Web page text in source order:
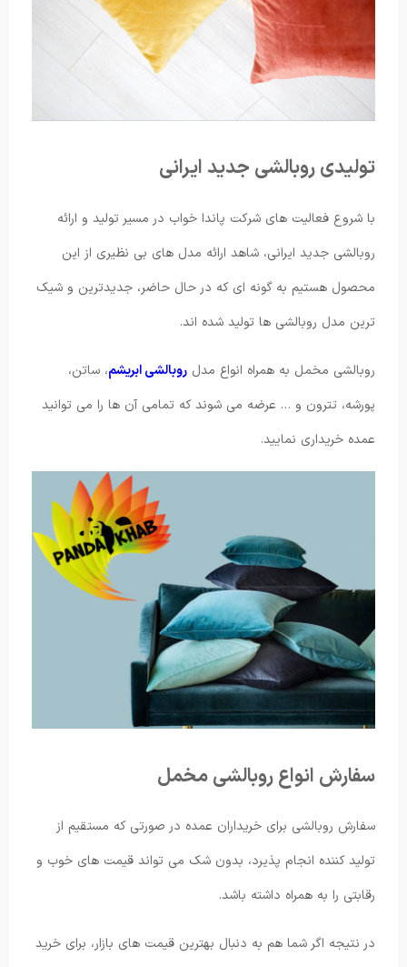
تولیدی روبالشی جدید ایرانی
با شروع فعالیت های شرکت پاندا خواب در مسیر تولید و ارائه
روبالشی جدید ایرانی، شاهد ارائه مدل های بی نظیری از این
محصول هستیم به گونه ای که در حال حاضر، جدیدترین و شیک
ترین مدل روبالشی ها تولید شده اند.
روبالشی مخمل به همراه انواع مدل روبالشی ابریشم، ساتن،
پورشه، تترون و … عرضه می شوند که تمامی آن ها را می توانید
عمده خریداری نمایید.
سفارش انواع روبالشی مخمل
سفارش روبالشی برای خریداران عمده در صورتی که مستقیم از
تولید کننده انجام پذیرد، بدون شک می تواند قیمت های خوب و
رقابتی را به همراه داشته باشد.
در نتیجه اگر شما هم به دنبال بهترین قیمت های بازار، برای خرید